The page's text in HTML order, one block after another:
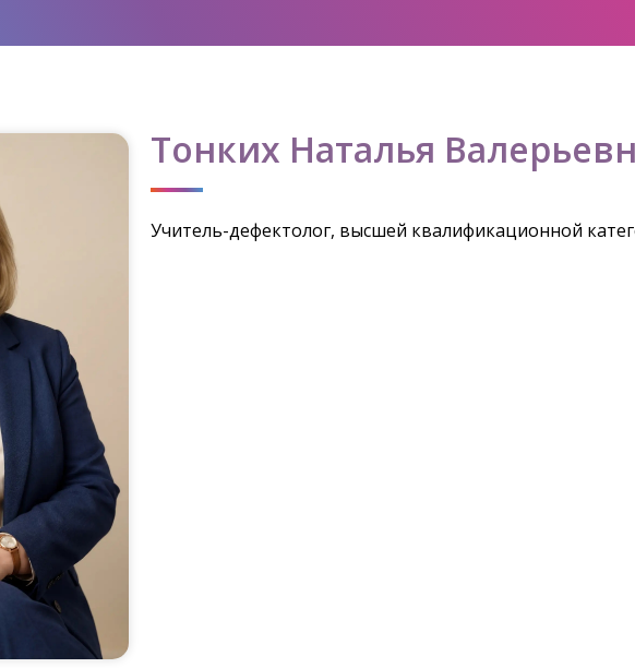
Тонких Наталья
Учитель-дефектолог, высшей квалификационной